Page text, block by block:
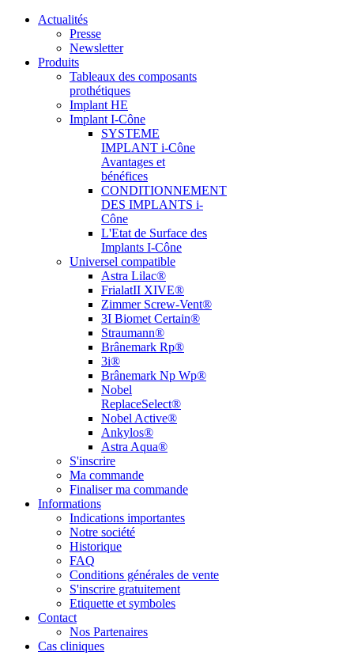
Actualités
Presse
Newsletter
Produits
Tableaux des composants
prothétiques
Implant HE
Implant I-Cône
SYSTEME
IMPLANT i-Cône
Avantages et
bénéfices
CONDITIONNEMENT
DES IMPLANTS i-
Cône
L'Etat de Surface des
Implants I-Cône
Universel compatible
Astra Lilac®
FrialatII XIVE®
Zimmer Screw-Vent®
3I Biomet Certain®
Straumann®
Brânemark Rp®
3i®
Brânemark Np Wp®
Nobel
ReplaceSelect®
Nobel Active®
Ankylos®
Astra Aqua®
S'inscrire
Ma commande
Finaliser ma commande
Informations
Indications importantes
Notre société
Historique
FAQ
Conditions générales de vente
S'inscrire gratuitement
Etiquette et symboles
Contact
Nos Partenaires
Cas cliniques